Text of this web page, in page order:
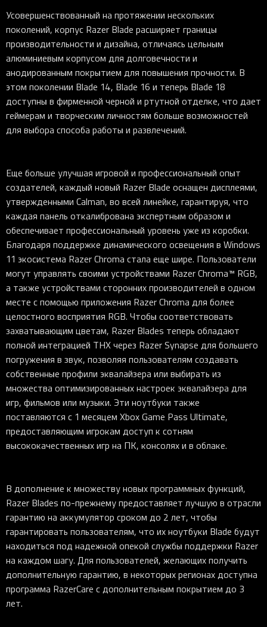
Усовершенствованный на протяжении нескольких
поколений, корпус Razer Blade расширяет границы
производительности и дизайна, отличаясь цельным
алюминиевым корпусом для долговечности и
анодированным покрытием для повышения прочности. В
этом поколении Blade 14, Blade 16 и теперь Blade 18
доступны в фирменной черной и ртутной отделке, что дает
геймерам и творческим личностям больше возможностей
для выбора способа работы и развлечений.
Еще больше улучшая игровой и профессиональный опыт
создателей, каждый новый Razer Blade оснащен дисплеями,
утвержденными Calman, во всей линейке, гарантируя, что
каждая панель откалибрована экспертным образом и
обеспечивает профессиональный уровень уже из коробки.
Благодаря поддержке динамического освещения в Windows
11 экосистема Razer Chroma стала еще шире. Пользователи
могут управлять своими устройствами Razer Chroma™ RGB,
а также устройствами сторонних производителей в одном
месте с помощью приложения Razer Chroma для более
целостного восприятия RGB. Чтобы соответствовать
захватывающим цветам, Razer Blades теперь обладают
полной интеграцией THX через Razer Synapse для большего
погружения в звук, позволяя пользователям создавать
собственные профили эквалайзера или выбирать из
множества оптимизированных настроек эквалайзера для
игр, фильмов или музыки. Эти ноутбуки также
поставляются с 1 месяцем Xbox Game Pass Ultimate,
предоставляющим игрокам доступ к сотням
высококачественных игр на ПК, консолях и в облаке.
В дополнение к множеству новых программных функций,
Razer Blades по-прежнему предоставляет лучшую в отрасли
гарантию на аккумулятор сроком до 2 лет, чтобы
гарантировать пользователям, что их ноутбуки Blade будут
находиться под надежной опекой службы поддержки Razer
на каждом шагу. Для пользователей, желающих получить
дополнительную гарантию, в некоторых регионах доступна
программа RazerCare с дополнительным покрытием до 3
лет.